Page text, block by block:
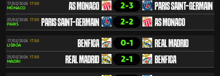
17/02/2026 17:00
MÔNACO AS MONACO 2-3 PARIS SAINT-GERMAIN
25/02/2026 17:00
PARIS PARIS SAINT-GERMAIN 2-2 AS MONACO
17/02/2026 17:00
LISBOA BENFICA 0-1 REAL MADRID
25/02/2026 17:00
MADRI REAL MADRID 2-1 BENFICA